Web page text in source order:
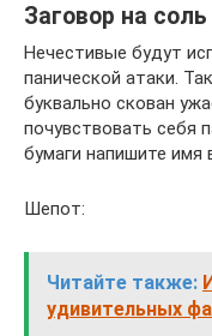
Заговор на соль
Нечестивые будут
панической атаки.
буквально скован
почувствовать себя
бумаги напишите имя
Шепот:
Читайте также:
удивительных